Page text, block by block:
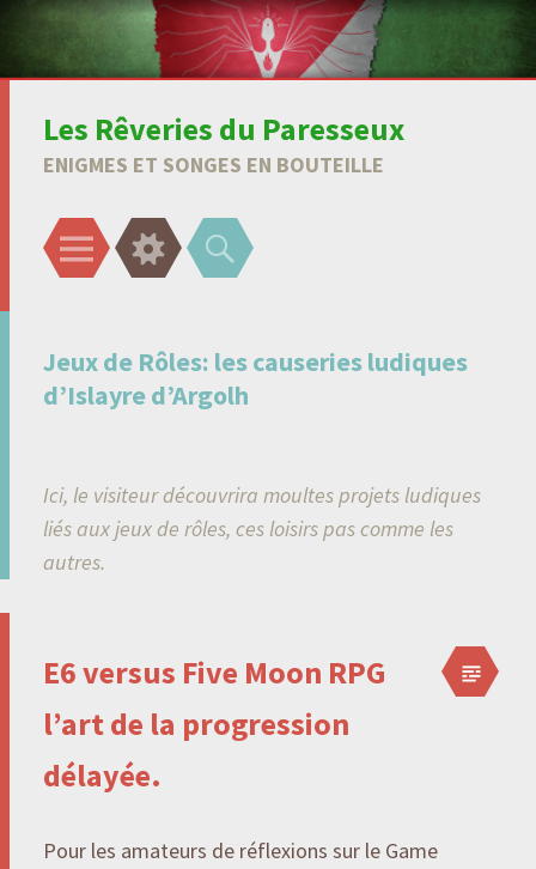
Les Rêveries du Paresseux
ENIGMES ET SONGES EN BOUTEILLE
Menu Gadgets Recherche
Jeux de Rôles: les causeries ludiques
d’Islayre d’Argolh
Ici, le visiteur découvrira moultes projets ludiques
liés aux jeux de rôles, ces loisirs pas comme les
autres.
E6 versus Five Moon RPG
l’art de la progression
délayée.
Pour les amateurs de réflexions sur le Game